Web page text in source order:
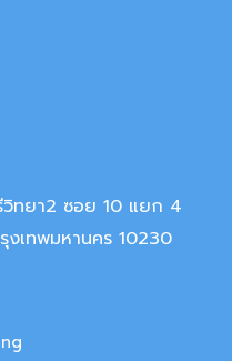
วิทยา2 ซอย 10 แยก 4
งเทพมหานคร 10230